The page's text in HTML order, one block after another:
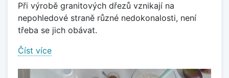
Při výrobě granitových dřezů vznikají na
nepohledové straně různé nedokonalosti, není
třeba se jich obávat.
Číst více